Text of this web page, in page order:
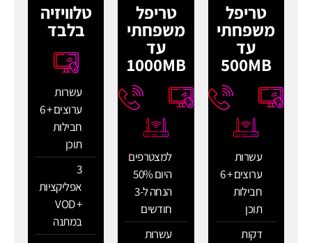
טריפל
משפחתי
עד
500MB
עשרות
ערוצים + 6
חבילות
תוכן
דקות
טריפל
משפחתי
עד
1000MB
למצטרפים
היום 50%
הנחה ל-3
חודשים
עשרות
טלוויזיה
בלבד
עשרות
ערוצים + 6
חבילות
תוכן
3
אפליקציות
+ VOD
במתנה